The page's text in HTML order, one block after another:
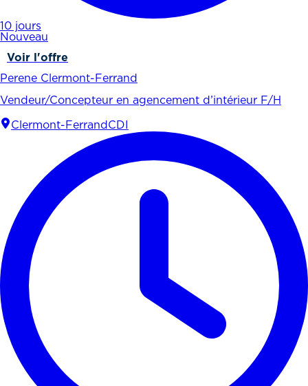
10 jours
Nouveau
Voir l'offre
Perene Clermont-Ferrand
Vendeur/Concepteur en agencement d’intérieur F/H
Clermont-Ferrand CDI